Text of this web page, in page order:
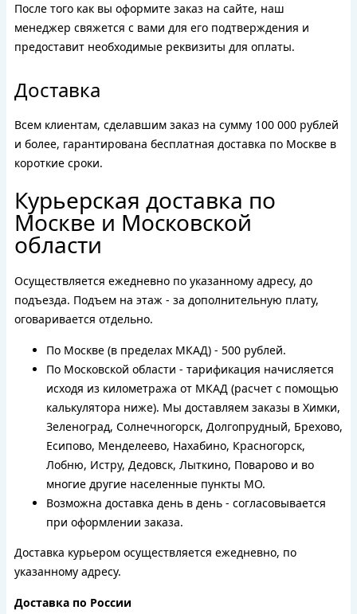
После того как вы оформите заказ на сайте, наш
менеджер свяжется с вами для его подтверждения и
предоставит необходимые реквизиты для оплаты.
Доставка
Всем клиентам, сделавшим заказ на сумму 100 000 рублей
и более, гарантирована бесплатная доставка по Москве в
короткие сроки.
Курьерская доставка по
Москве и Московской
области
Осуществляется ежедневно по указанному адресу, до
подъезда. Подъем на этаж - за дополнительную плату,
оговаривается отдельно.
По Москве (в пределах МКАД) - 500 рублей.
По Московской области - тарификация начисляется
исходя из километража от МКАД (расчет с помощью
калькулятора ниже). Мы доставляем заказы в Химки,
Зеленоград, Солнечногорск, Долгопрудный, Брехово,
Есипово, Менделеево, Нахабино, Красногорск,
Лобню, Истру, Дедовск, Лыткино, Поварово и во
многие другие населенные пункты МО.
Возможна доставка день в день - согласовывается
при оформлении заказа.
Доставка курьером осуществляется ежедневно, по
указанному адресу.
Доставка по России